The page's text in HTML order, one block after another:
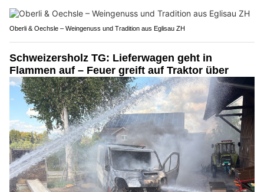
Oberli & Oechsle – Weingenuss und Tradition aus Eglisau ZH
Schweizersholz TG: Lieferwagen geht in
Flammen auf – Feuer greift auf Traktor über